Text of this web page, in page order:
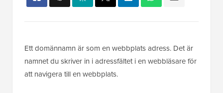
Ett domännamn är som en webbplats adress. Det är
namnet du skriver in i adressfältet i en webbläsare för
att navigera till en webbplats.